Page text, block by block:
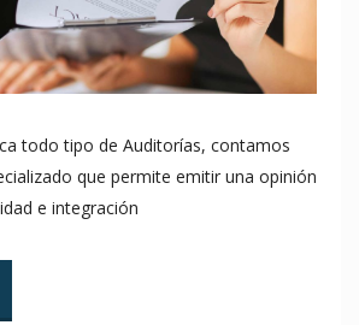
todo tipo de Auditorías, contamos
que permite emitir una opinión
e integración